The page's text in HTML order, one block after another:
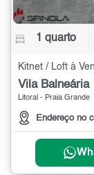
1 quarto
Kitnet / Loft à
Vila Balneária
Litoral - Praia Grande
Endereço no